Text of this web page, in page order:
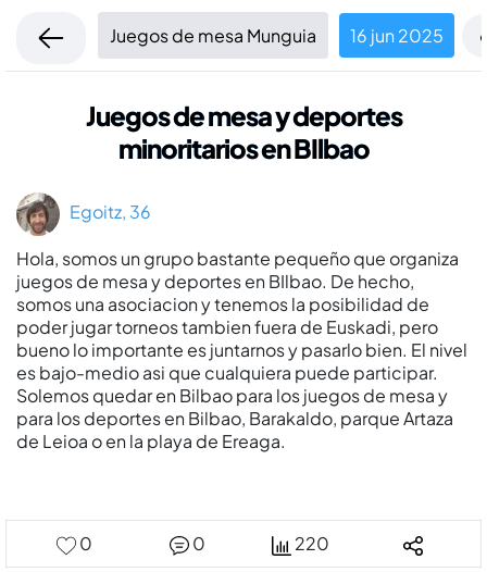
Juegos de mesa Munguia 16 jun 2025
Juegos de mesa y deportes
minoritarios en BIlbao
Egoitz, 36
Hola, somos un grupo bastante pequeño que organiza
juegos de mesa y deportes en BIlbao. De hecho,
somos una asociacion y tenemos la posibilidad de
poder jugar torneos tambien fuera de Euskadi, pero
bueno lo importante es juntarnos y pasarlo bien. El nivel
es bajo-medio asi que cualquiera puede participar.
Solemos quedar en Bilbao para los juegos de mesa y
para los deportes en Bilbao, Barakaldo, parque Artaza
de Leioa o en la playa de Ereaga.
0 0 220